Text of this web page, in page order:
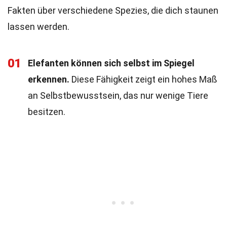
Fakten über verschiedene Spezies, die dich staunen
lassen werden.
01
Elefanten können sich selbst im Spiegel
erkennen. Diese Fähigkeit zeigt ein hohes Maß
an Selbstbewusstsein, das nur wenige Tiere
besitzen.